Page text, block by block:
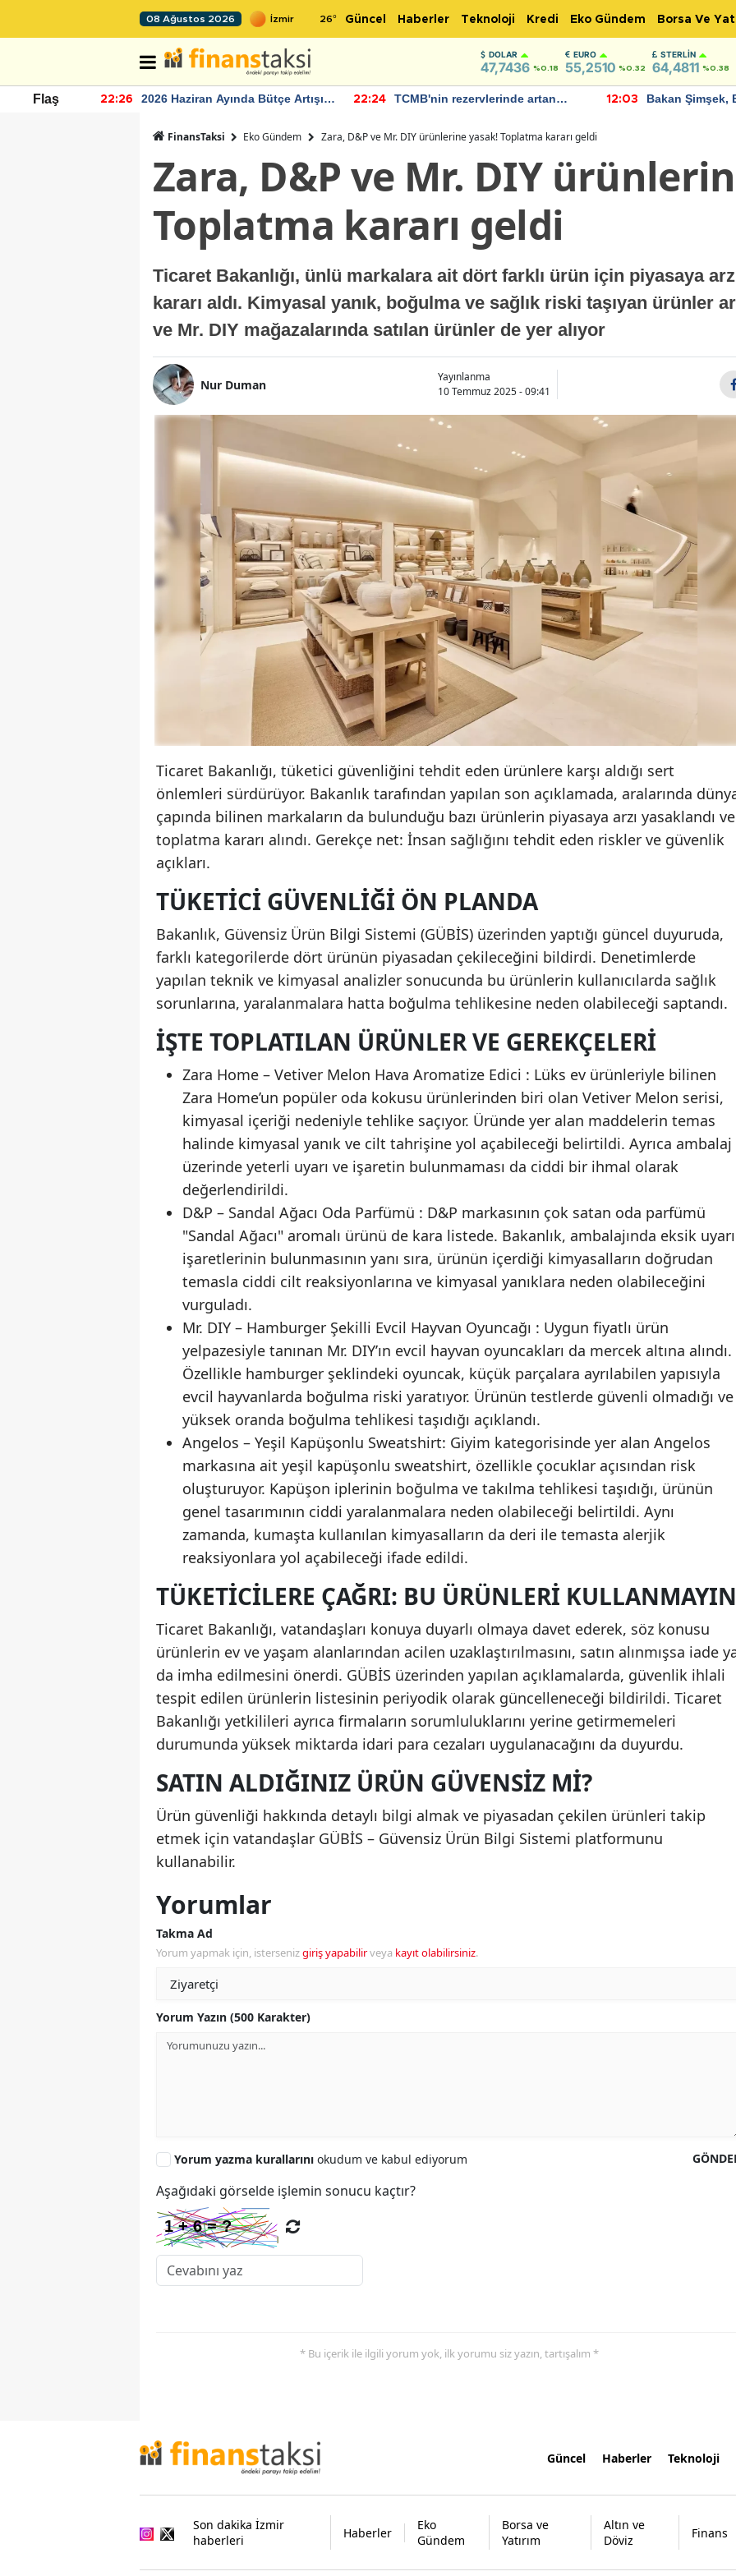
08 Ağustos 2026 26° Güncel Haberler Teknoloji Kredi Eko Gündem Borsa Ve
DOLAR
47,7436 %0.18
EURO
55,2510 %0.32
STERLIN
64,4811 %0.38
Flaş 22:26
2026 Haziran Ayında Bütçe Artışı
22:24
TCMB'nin rezervlerinde artan
12:03
Bakan Şimşek,
FinansTaksi Eko Gündem Zara, D&P ve Mr. DIY ürünlerine yasak! Toplatma kararı geldi
Zara, D&P ve Mr. DIY
Toplatma kararı geldi
Ticaret Bakanlığı, ünlü markalara ait dört farklı ürün için piyasaya
kararı aldı. Kimyasal yanık, boğulma ve sağlık riski taşıyan ürünler
ve Mr. DIY mağazalarında satılan ürünler de yer alıyor
Nur Duman
Yayınlanma
10 Temmuz 2025 - 09:41
Ticaret Bakanlığı, tüketici güvenliğini tehdit eden ürünlere karşı aldığı sert
önlemleri sürdürüyor. Bakanlık tarafından yapılan son açıklamada, aralarında
çapında bilinen markaların da bulunduğu bazı ürünlerin piyasaya arzı yasaklandı ve
toplatma kararı alındı. Gerekçe net: İnsan sağlığını tehdit eden riskler ve güvenlik
açıkları.
TÜKETICI GÜVENLIĞI ÖN PLANDA
Bakanlık, Güvensiz Ürün Bilgi Sistemi (GÜBİS) üzerinden yaptığı güncel duyuruda,
farklı kategorilerde dört ürünün piyasadan çekileceğini bildirdi. Denetimlerde
yapılan teknik ve kimyasal analizler sonucunda bu ürünlerin kullanıcılarda sağlık
sorunlarına, yaralanmalara hatta boğulma tehlikesine neden olabileceği saptandı.
İŞTE TOPLATILAN ÜRÜNLER VE GEREKÇELERI
Zara Home – Vetiver Melon Hava Aromatize Edici : Lüks ev ürünleriyle bilinen
Zara Home’un popüler oda kokusu ürünlerinden biri olan Vetiver Melon serisi,
kimyasal içeriği nedeniyle tehlike saçıyor. Üründe yer alan maddelerin temas
halinde kimyasal yanık ve cilt tahrişine yol açabileceği belirtildi. Ayrıca ambalaj
üzerinde yeterli uyarı ve işaretin bulunmaması da ciddi bir ihmal olarak
değerlendirildi.
D&P – Sandal Ağacı Oda Parfümü : D&P markasının çok satan oda parfümü
"Sandal Ağacı" aromalı ürünü de kara listede. Bakanlık, ambalajında eksik uyarı
işaretlerinin bulunmasının yanı sıra, ürünün içerdiği kimyasalların doğrudan
temasla ciddi cilt reaksiyonlarına ve kimyasal yanıklara neden olabileceğini
vurguladı.
Mr. DIY – Hamburger Şekilli Evcil Hayvan Oyuncağı : Uygun fiyatlı ürün
yelpazesiyle tanınan Mr. DIY’ın evcil hayvan oyuncakları da mercek altına alındı.
Özellikle hamburger şeklindeki oyuncak, küçük parçalara ayrılabilen yapısıyla
evcil hayvanlarda boğulma riski yaratıyor. Ürünün testlerde güvenli olmadığı ve
yüksek oranda boğulma tehlikesi taşıdığı açıklandı.
Angelos – Yeşil Kapüşonlu Sweatshirt: Giyim kategorisinde yer alan Angelos
markasına ait yeşil kapüşonlu sweatshirt, özellikle çocuklar açısından risk
oluşturuyor. Kapüşon iplerinin boğulma ve takılma tehlikesi taşıdığı, ürünün
genel tasarımının ciddi yaralanmalara neden olabileceği belirtildi. Aynı
zamanda, kumaşta kullanılan kimyasalların da deri ile temasta alerjik
reaksiyonlara yol açabileceği ifade edildi.
TÜKETICILERE ÇAĞRI: BU ÜRÜNLERI KULLANMAYIN
Ticaret Bakanlığı, vatandaşları konuya duyarlı olmaya davet ederek, söz konusu
ürünlerin ev ve yaşam alanlarından acilen uzaklaştırılmasını, satın alınmışsa iade
da imha edilmesini önerdi. GÜBİS üzerinden yapılan açıklamalarda, güvenlik ihlali
tespit edilen ürünlerin listesinin periyodik olarak güncelleneceği bildirildi. Ticaret
Bakanlığı yetkilileri ayrıca firmaların sorumluluklarını yerine getirmemeleri
durumunda yüksek miktarda idari para cezaları uygulanacağını da duyurdu.
SATIN ALDIĞINIZ ÜRÜN GÜVENSIZ MI?
Ürün güvenliği hakkında detaylı bilgi almak ve piyasadan çekilen ürünleri takip
etmek için vatandaşlar GÜBİS – Güvensiz Ürün Bilgi Sistemi platformunu
kullanabilir.
Yorumlar
Takma Ad
Yorum yapmak için, istersenizgiriş yapabilirveya kayıt olabilirsiniz.
Yorum Yazın (500 Karakter)
Yorum yazma kurallarını okudum ve kabul ediyorum
Aşağıdaki görselde işlemin sonucu kaçtır?
* Bu içerik ile ilgili yorum yok, ilk yorumu siz yazın, tartışalım *
Güncel Haberler Teknoloji
Son dakika İzmir
haberleri
Haberler
Eko
Gündem
Borsa ve
Yatırım
Altın ve
Döviz
Finans